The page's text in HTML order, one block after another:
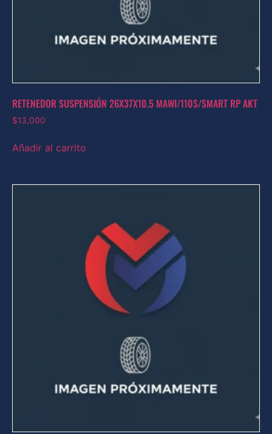
RETENEDOR SUSPENSIÓN 26X37X10.5 MAWI/110S/SMART RP AKT
$13,000
Añadir al carrito